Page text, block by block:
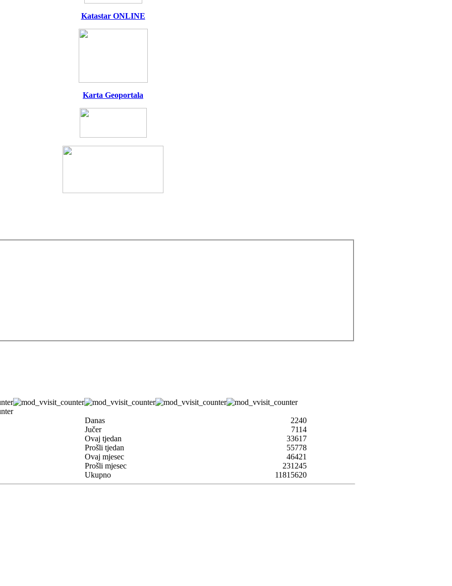
Katastar ONLINE
Karta Geoportala
Danas
2240
Jučer
7114
Ovaj tjedan
33617
Prošli tjedan
55778
Ovaj mjesec
46421
Prošli mjesec
231245
Ukupno
11815620